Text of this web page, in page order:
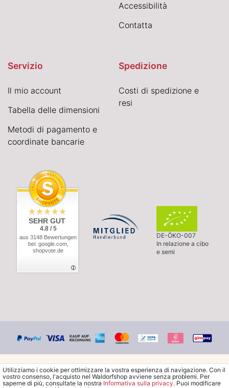
Accessibilità
Contatta
Servizio
Il mio account
Tabella delle dimensioni
Metodi di pagamento e
coordinate bancarie
Spedizione
Costi di spedizione e
resi
SEHR GUT
4.8 / 5
aus 3148 Bewertungen
bei: google.com,
shopvote.de
DE-ÖKO-007
In relazione a cibo
e semi
Utilizziamo i cookie per ottimizzare la vostra esperienza di navigazione. Con il
vostro consenso, l'acquisto nel Waldorfshop avviene senza problemi. Per
saperne di più, consultate la nostra Informativa sulla privacy. Puoi modificare